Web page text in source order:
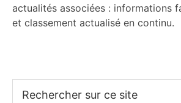
actualités associées : informations
et classement actualisé en continu.
sur